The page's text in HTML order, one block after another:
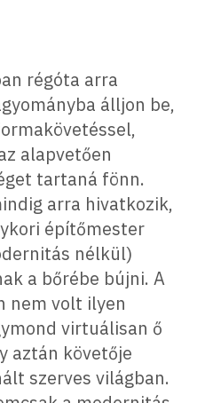
régóta arra
álljon be,
alapvetően
tartaná fönn.
arra hivatkozik,
építőmester
nélkül)
a bőrébe bújni. A
nem volt ilyen
virtuálisan ő
aztán követője
szerves világban.